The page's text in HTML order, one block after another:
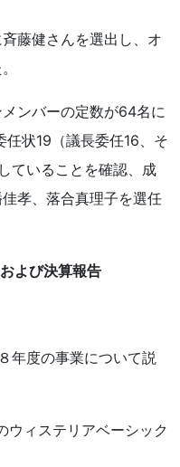
藤健さんを選出し、オ
ンバーの定数が64名に
状19（議長委任16、そ
ていることを確認、成
孝、落合真理子を選任
よび決算報告
年度の事業について説
ィステリアベーシック